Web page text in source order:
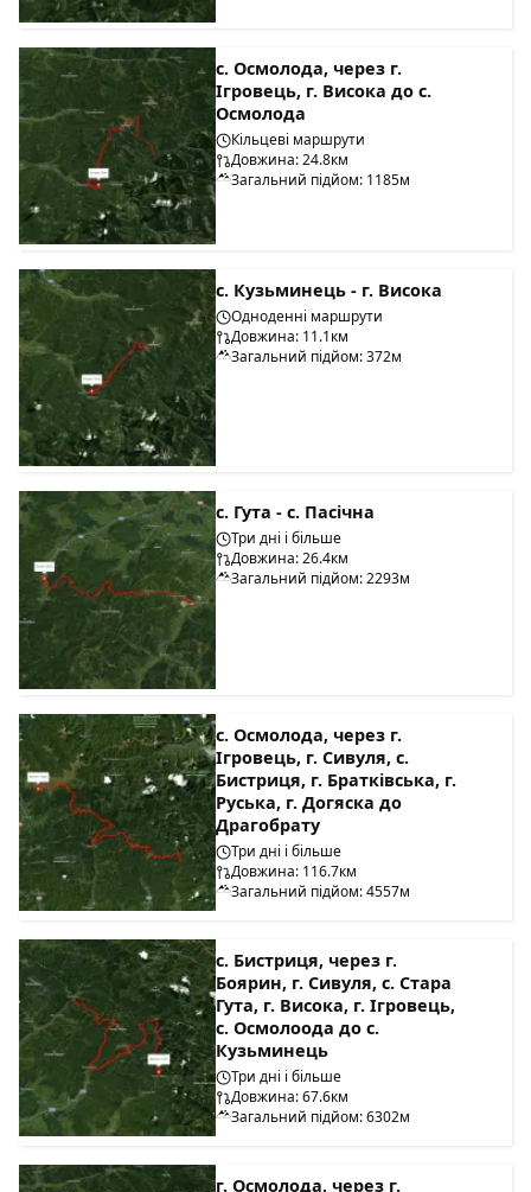
с. Осмолода, через г.
Ігровець, г. Висока до с.
Осмолода
Кільцеві маршрути
Довжина: 24.8км
Загальний підйом: 1185м
с. Кузьминець - г. Висока
Одноденні маршрути
Довжина: 11.1км
Загальний підйом: 372м
с. Гута - с. Пасічна
Три дні і більше
Довжина: 26.4км
Загальний підйом: 2293м
с. Осмолода, через г.
Ігровець, г. Сивуля, с.
Бистриця, г. Братківська, г.
Руська, г. Догяска до
Драгобрату
Три дні і більше
Довжина: 116.7км
Загальний підйом: 4557м
с. Бистриця, через г.
Боярин, г. Сивуля, с. Стара
Гута, г. Висока, г. Ігровець,
с. Осмолоода до с.
Кузьминець
Три дні і більше
Довжина: 67.6км
Загальний підйом: 6302м
г. Осмолода, через г.